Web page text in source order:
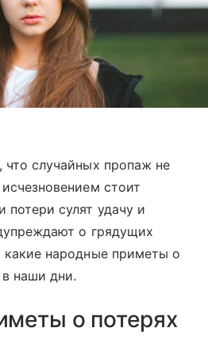
случайных пропаж не
стоит
сулят удачу и
о грядущих
какие народные приметы о
наши дни.
о потерях